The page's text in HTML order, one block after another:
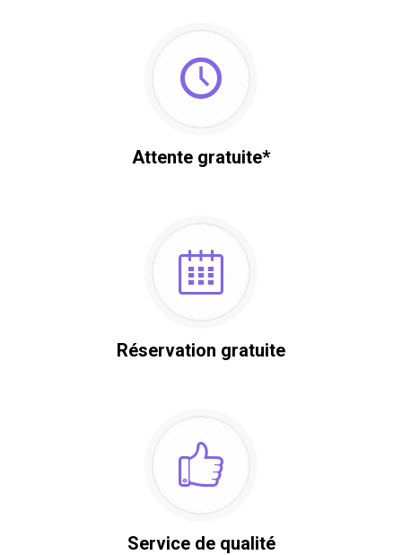
Attente gratuite*
Réservation gratuite
Service de qualité